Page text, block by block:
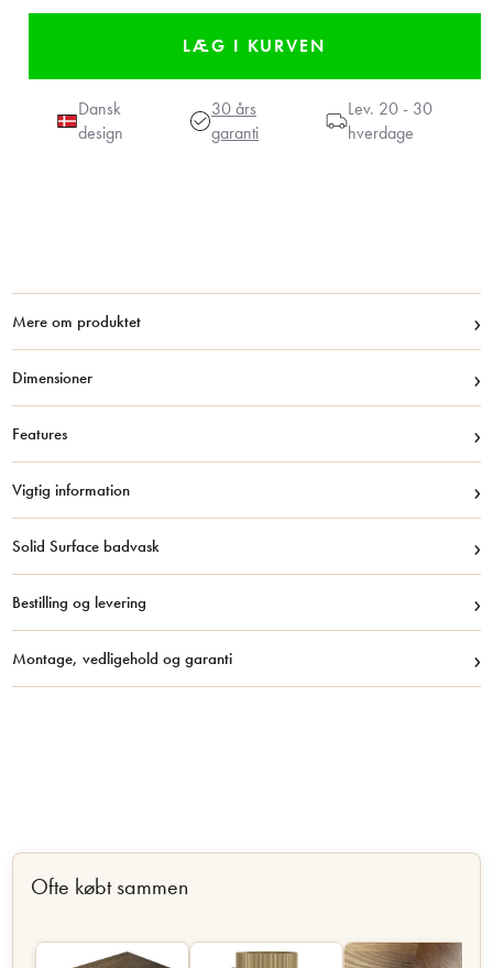
Dansk
design
30 års
garanti
Lev. 20 - 30
hverdage
Mere om produktet ›
Dimensioner ›
Features ›
Vigtig information ›
Solid Surface badvask ›
Bestilling og levering ›
Montage, vedligehold og garanti ›
Ofte købt sammen